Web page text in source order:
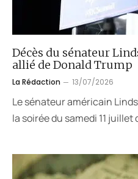
Décès du sénateur
allié de Donald Trump
La Rédaction 13/07/2026
Le sénateur américain
la soirée du samedi 11 juillet